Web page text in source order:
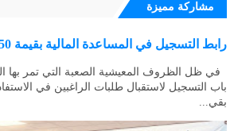
مشاركة مميزة
رابط التسجيل في المساعدة المالية بقيمة 1250 شيكل
في ظل الظروف المعيشية الصعبة التي تمر بها
باب التسجيل لاستقبال طلبات الراغبين في
بقي...